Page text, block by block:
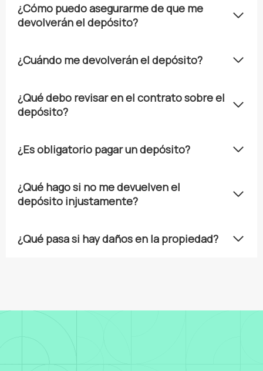
¿Cómo puedo asegurarme de que me
devolverán el depósito?
¿Cuándo me devolverán el depósito?
¿Qué debo revisar en el contrato sobre el
depósito?
¿Es obligatorio pagar un depósito?
¿Qué hago si no me devuelven el
depósito injustamente?
¿Qué pasa si hay daños en la propiedad?